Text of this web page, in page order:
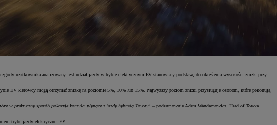
użytkownika analizowany jest udział jazdy w trybie elektrycznym EV stanowiący podstawę do określenia wysokości zniżki przy
EV kierowcy mogą otrzymać zniżkę na poziomie 5%, 10% lub 15%. Najwyższy poziom zniżki przysługuje osobom, które pokonują
w praktyczny sposób pokazuje korzyści płynące z jazdy hybrydą Toyoty” – podsumowuje Adam Wandachowicz, Head of Toyota
trybu jazdy elektrycznej EV.